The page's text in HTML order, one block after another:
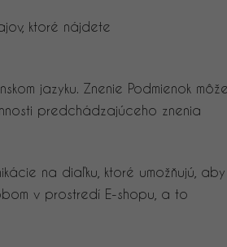
ktoré nájdete
jazyku. Znenie Podmienok
predchádzajúceho znenia
na diaľku, ktoré umožňujú, aby
v prostredí E-shopu, a to